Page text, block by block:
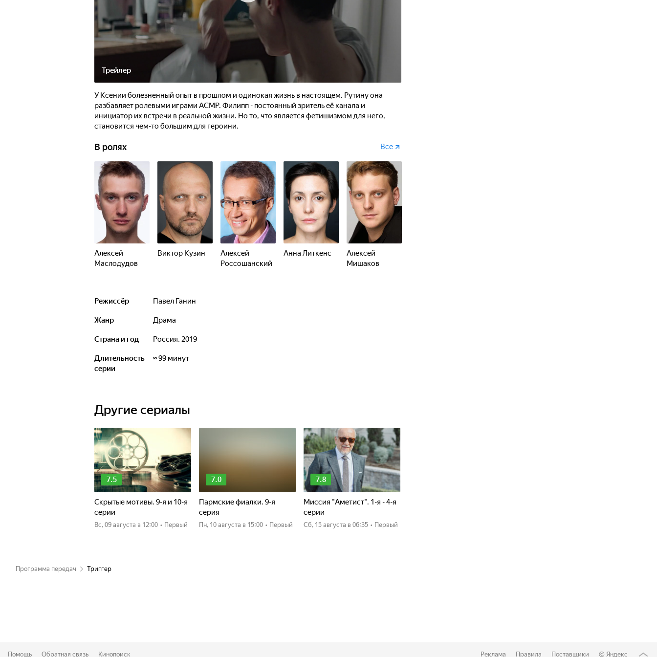
Трейлер
У Ксении болезненный опыт в прошлом и одинокая жизнь в настоящем. Рутину она
разбавляет ролевыми играми АСМР. Филипп - постоянный зритель её канала и
инициатор их встречи в реальной жизни. Но то, что является фетишизмом для него,
становится чем-то большим для героини.
В ролях Все
Алексей
Маслодудов
Виктор Кузин
Алексей
Россошанский
Анна Литкенс
Алексей
Мишаков
Режиссёр Павел Ганин
Жанр драма
Страна и год Россия, 2019
Длительность
серии
≈ 99 минут
Другие сериалы
7.5
Скрытые мотивы. 9-я и 10-я
серии
вс, 09 августа в 12:00 • Первый
7.0
Пармские фиалки. 9-я
серия
пн, 10 августа в 15:00 • Первый
7.8
Миссия "Аметист". 1-я - 4-я
серии
сб, 15 августа в 06:35 • Первый
Программа передач Триггер
Помощь Обратная связь Кинопоиск Реклама Правила Поставщики © Яндекс